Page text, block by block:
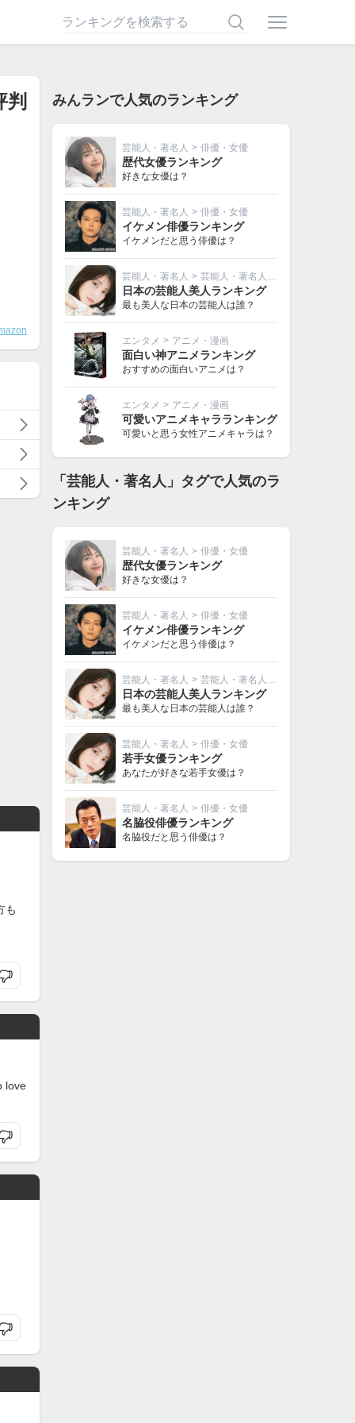
も
love
みんランで人気のランキング
芸能人・著名人 > 俳優・女優
歴代女優ランキング
好きな女優は？
芸能人・著名人 > 俳優・女優
イケメン俳優ランキング
イケメンだと思う俳優は？
芸能人・著名人 > 芸能人・著名人その他
日本の芸能人美人ランキング
最も美人な日本の芸能人は誰？
エンタメ > アニメ・漫画
面白い神アニメランキング
おすすめの面白いアニメは？
エンタメ > アニメ・漫画
可愛いアニメキャラランキング
可愛いと思う女性アニメキャラは？
「芸能人・著名人」タグで人気のラ
ンキング
芸能人・著名人 > 俳優・女優
歴代女優ランキング
好きな女優は？
芸能人・著名人 > 俳優・女優
イケメン俳優ランキング
イケメンだと思う俳優は？
芸能人・著名人 > 芸能人・著名人その他
日本の芸能人美人ランキング
最も美人な日本の芸能人は誰？
芸能人・著名人 > 俳優・女優
若手女優ランキング
あなたが好きな若手女優は？
芸能人・著名人 > 俳優・女優
名脇役俳優ランキング
名脇役だと思う俳優は？